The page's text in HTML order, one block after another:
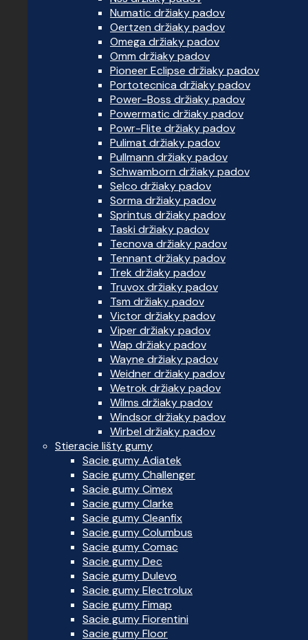
Numatic držiaky padov
Oertzen držiaky padov
Omega držiaky padov
Omm držiaky padov
Pioneer Eclipse držiaky padov
Portotecnica držiaky padov
Power-Boss držiaky padov
Powermatic držiaky padov
Powr-Flite držiaky padov
Pulimat držiaky padov
Pullmann držiaky padov
Schwamborn držiaky padov
Selco držiaky padov
Sorma držiaky padov
Sprintus držiaky padov
Taski držiaky padov
Tecnova držiaky padov
Tennant držiaky padov
Trek držiaky padov
Truvox držiaky padov
Tsm držiaky padov
Victor držiaky padov
Viper držiaky padov
Wap držiaky padov
Wayne držiaky padov
Weidner držiaky padov
Wetrok držiaky padov
Wilms držiaky padov
Windsor držiaky padov
Wirbel držiaky padov
Stieracie lišty gumy
Sacie gumy Adiatek
Sacie gumy Challenger
Sacie gumy Cimex
Sacie gumy Clarke
Sacie gumy Cleanfix
Sacie gumy Columbus
Sacie gumy Comac
Sacie gumy Dec
Sacie gumy Dulevo
Sacie gumy Electrolux
Sacie gumy Fimap
Sacie gumy Fiorentini
Sacie gumy Floor